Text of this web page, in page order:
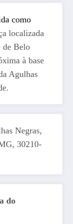
como
localizada
de Belo
à base
Agulhas
Negras,
30210-
do